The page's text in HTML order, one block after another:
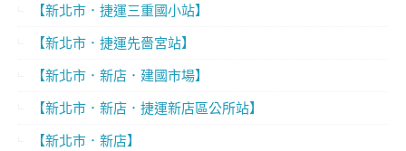
【新北市．捷運三重國小站】
【新北市．捷運先嗇宮站】
【新北市．新店．建國市場】
【新北市．新店．捷運新店區公所站】
【新北市．新店】